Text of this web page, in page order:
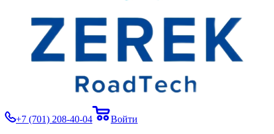
+7 (701) 208-40-04
Войти